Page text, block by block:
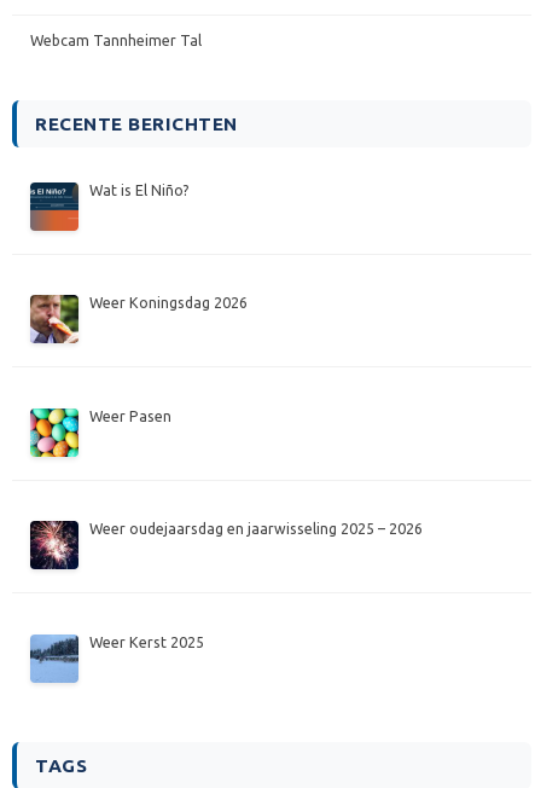
Webcam Tannheimer Tal
RECENTE BERICHTEN
Wat is El Niño?
Weer Koningsdag 2026
Weer Pasen
Weer oudejaarsdag en jaarwisseling 2025 – 2026
Weer Kerst 2025
TAGS